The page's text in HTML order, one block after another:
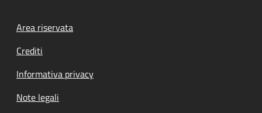
Footer menu
Area riservata
Crediti
Informativa privacy
Note legali